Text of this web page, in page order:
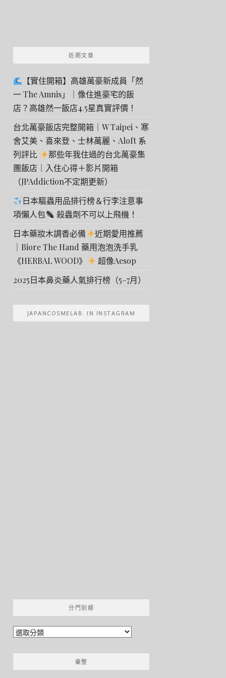
近期文章
【實住開箱】高雄萬豪新成員「然
一 The Amnis」｜像住進豪宅的飯
店？高雄然一飯店4.5星真實評價！
台北萬豪飯店完整開箱｜W Taipei、寒
舍艾美、喜來登、士林萬麗、Aloft 系
列評比
那些年我住過的台北萬豪集
團飯店｜入住心得＋影片開箱
（JPAddiction不定期更新）
日本驅蟲用品排行榜＆行李注意事
項懶人包
殺蟲劑不可以上飛機！
日本藥妝木調香必備
近期愛用推薦
｜Biore The Hand 藥用泡泡洗手乳
《HERBAL WOOD》
超像Aesop
2025日本鼻炎藥人氣排行榜（5–7月）
JAPANCOSMELAB. IN INSTAGRAM
分門別類
分
別
彙整